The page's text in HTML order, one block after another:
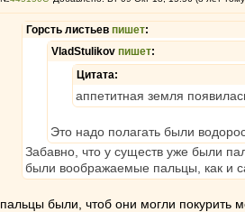
Горсть листьев пишет:
VladStulikov пишет:
Цитата:
аппетитная земля
Это надо полагать были
Забавно, что у существ уже были
были воображаемые пальцы, как и
пальцы были, чтоб они могли покурить